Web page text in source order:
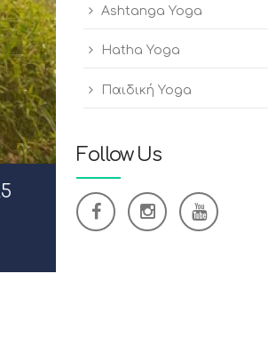
Ashtanga Yoga
Hatha Yoga
Παιδική Yoga
Follow Us